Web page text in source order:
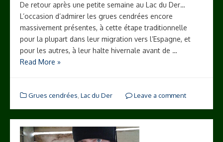
De retour après une petite semaine au Lac du Der…
L’occasion d’admirer les grues cendrées encore
massivement présentes, à cette étape traditionnelle
pour la plupart dans leur migration vers l’Espagne, et
pour les autres, à leur halte hivernale avant de …
Read More »
Grues cendrées Lac du Der Leave a comment